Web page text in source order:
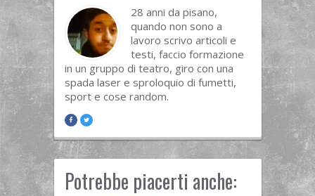
28 anni da pisano,
quando non sono a
lavoro scrivo articoli e
testi, faccio formazione
in un gruppo di teatro, giro con una
spada laser e sproloquio di fumetti,
sport e cose random.
Potrebbe piacerti anche: